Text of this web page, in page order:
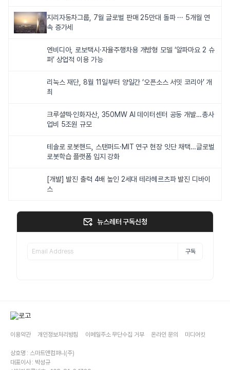
지리자동차그룹, 7월 글로벌 판매 25만대 돌파 ··· 5개월 연
속 증가세
엔비디아, 로보택시·자율주행차용 개방형 모델 ‘알파마요 2 슈
퍼’ 상업적 이용 가능
리눅스 재단, 8월 11일부터 양일간 ‘오픈소스 서밋 코리아’ 개
최
크루셜텍·인화자산, 350MW AI 데이터센터 공동 개발…총사
업비 5조원 규모
테솔로 로봇핸드, 스탠퍼드·MIT 연구 현장 잇단 채택…글로벌
로봇학습 플랫폼 입지 강화
[개발] 발진 출력 4배 높인 2세대 테라헤르츠파 발진 디바이
스
뉴스레터 구독신청
구독
이용약관 개인정보처리방침 이메일주소 무단수집 거부 온라인 문의 미디어킷
상호명 : 스마트앤컴퍼니(주)
대표이사 : 박성규